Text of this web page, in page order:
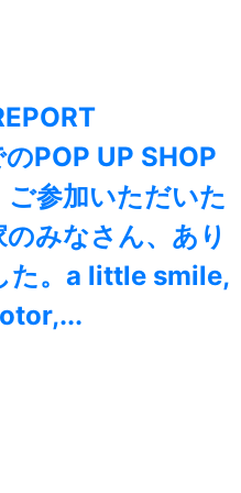
POP UP SHOP
参加いただいた
みなさん、あり
た。a little smile,